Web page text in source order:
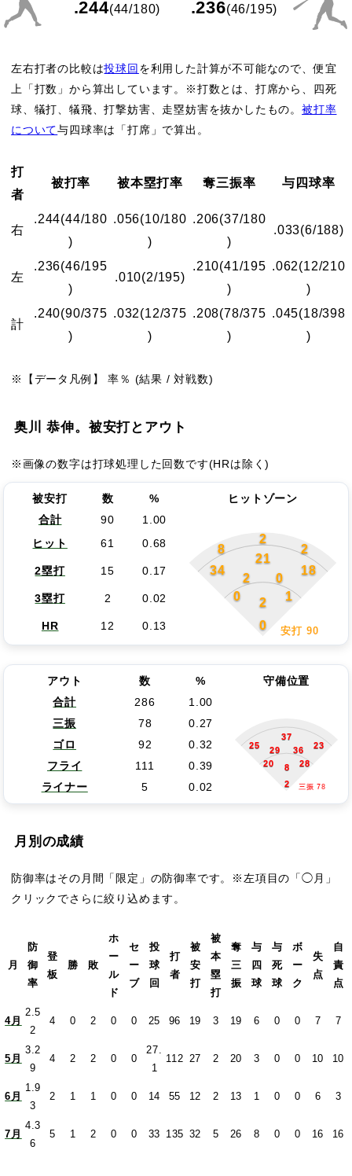
.244(44/180) .236(46/195)
左右打者の比較は投球回を利用した計算が不可能なので、便宜
上「打数」から算出しています。※打数とは、打席から、四死
球、犠打、犠飛、打撃妨害、走塁妨害を抜かしたもの。被打率
について与四球率は「打席」で算出。
打
者
被打率 被本塁打率 奪三振率 与四球率
右
.244(44/180
)
.056(10/180
)
.206(37/180
)
.033(6/188)
左
.236(46/195
)
.010(2/195)
.210(41/195
)
.062(12/210
)
計
.240(90/375
)
.032(12/375
)
.208(78/375
)
.045(18/398
)
※【データ凡例】 率％ (結果 / 対戦数)
奥川 恭伸。被安打とアウト
※画像の数字は打球処理した回数です(HRは除く)
被安打 数 %
ヒットゾーン
合計
90
1.00
ヒット
61 0.68 8
2
2
34
21
18
2
0
0
1
2
0
安打 90
2塁打 15 0.17
3塁打 2 0.02
HR 12 0.13
アウト 数 %
守備位置
合計
286
1.00
三振
78 0.27
25
37
23
29
36
20
28
8
2
三振 78
ゴロ 92
0.32
フライ
111
0.39
ライナー
5 0.02
月別の成績
防御率はその月間「限定」の防御率です。※左項目の「◯月」
クリックでさらに絞り込めます。
月
防
御
率
登
板
勝 敗
ホ
ー
ル
ド
セ
ー
ブ
投
球
回
打
者
被
安
打
被
本
塁
打
奪
三
振
与
四
球
与
死
球
ボ
ー
ク
失
点
自
責
点
4月
2.5
2
4 0 2 0 0 25 96 19 3 19 6 0 0 7 7
5月
3.2
9
4 2 2 0 0
27.
1
112 27 2 20 3 0 0 10 10
6月
1.9
3
2 1 1 0 0 14 55 12 2 13 1 0 0 6 3
7月
4.3
6
5 1 2 0 0 33 135 32 5 26 8 0 0 16 16